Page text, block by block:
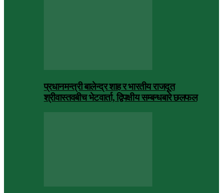
प्रधानमन्त्री बालेन्द्र शाह र भारतीय राजदूत
श्रीवास्तवबीच भेटवार्ता, द्विपक्षीय सम्बन्धबारे छलफल